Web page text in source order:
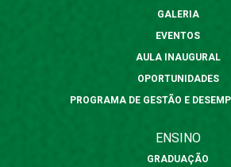
GALERIA
EVENTOS
AULA INAUGURAL
OPORTUNIDADES
PROGRAMA DE GESTÃO E
ENSINO
GRADUAÇÃO